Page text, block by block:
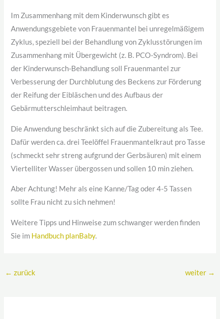
Im Zusammenhang mit dem Kinderwunsch gibt es
Anwendungsgebiete von Frauenmantel bei unregelmäßigem
Zyklus, speziell bei der Behandlung von Zyklusstörungen im
Zusammenhang mit Übergewicht (z. B. PCO-Syndrom). Bei
der Kinderwunsch-Behandlung soll Frauenmantel zur
Verbesserung der Durchblutung des Beckens zur Förderung
der Reifung der Eibläschen und des Aufbaus der
Gebärmutterschleimhaut beitragen.
Die Anwendung beschränkt sich auf die Zubereitung als Tee.
Dafür werden ca. drei Teelöffel Frauenmantelkraut pro Tasse
(schmeckt sehr streng aufgrund der Gerbsäuren) mit einem
Viertelliter Wasser übergossen und sollen 10 min ziehen.
Aber Achtung! Mehr als eine Kanne/Tag oder 4-5 Tassen
sollte Frau nicht zu sich nehmen!
Weitere Tipps und Hinweise zum schwanger werden finden
Sie im Handbuch planBaby.
← zurück weiter →